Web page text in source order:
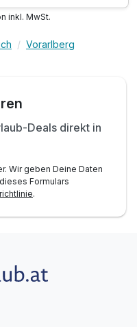
GoldSpa
inkl. MwSt.
Vorarlberg
Deals direkt in
Wir geben Deine Daten
Formulars
.